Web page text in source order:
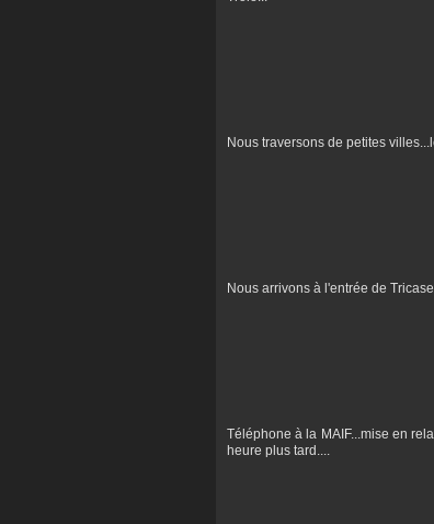
Nous traversons de petites
Nous arrivons à l'entrée de
Téléphone à la MAIF...mise en
heure plus tard....